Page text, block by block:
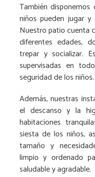
También
niños pueden jugar
Nuestro patio cuenta
diferentes edades,
trepar y socializar.
supervisadas en
seguridad de los niños.
Además, nuestras
el descanso y la
habitaciones
siesta de los niños,
tamaño y
limpio y ordenado
saludable y agradable.